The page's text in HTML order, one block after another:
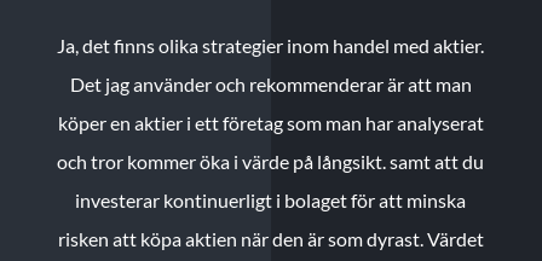
Ja, det finns olika strategier inom handel med aktier.
Det jag använder och rekommenderar är att man
köper en aktier i ett företag som man har analyserat
och tror kommer öka i värde på långsikt. samt att du
investerar kontinuerligt i bolaget för att minska
risken att köpa aktien när den är som dyrast. Värdet